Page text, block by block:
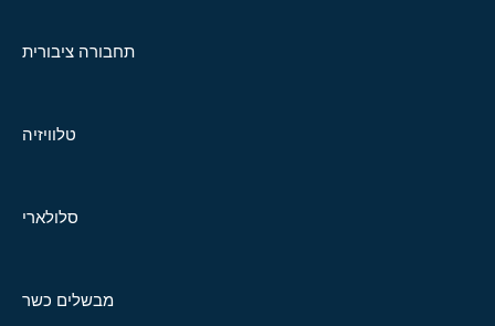
תחבורה ציבורית
טלוויזיה
סלולארי
מבשלים כשר